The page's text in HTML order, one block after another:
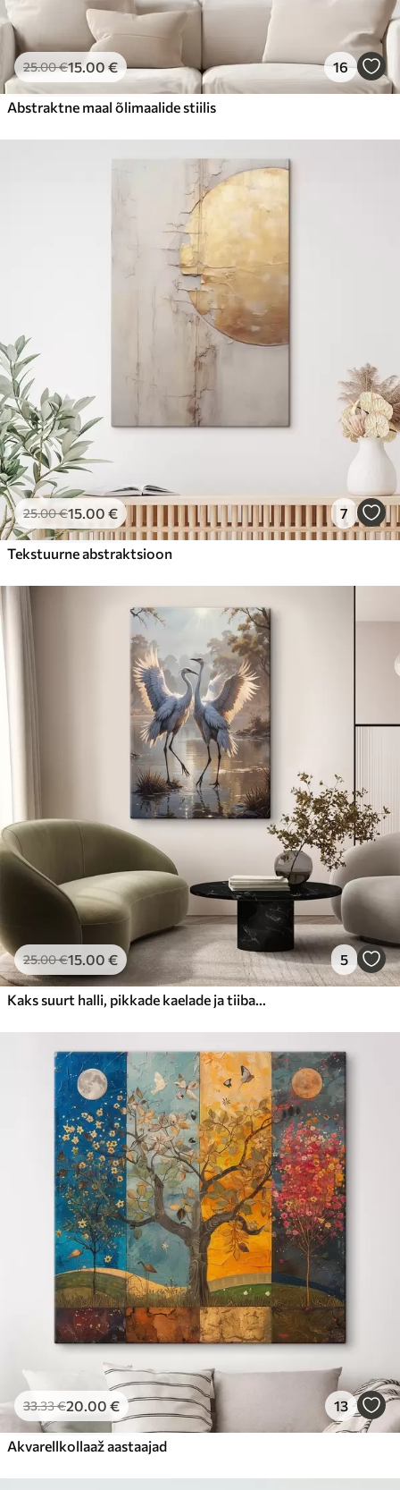
25.00€15.00€ 16
Abstraktne maal õlimaalide stiilis
25.00€15.00 € 7
Tekstuurne abstraktsioon
25.00€15.00 € 5
Kaks suurt halli, pikkade kaelade ja tiibadega kraanat, mis seisavad puudest ümbritsetud udujärves
33.33€20.00 € 13
Akvarellkollaaž aastaajad